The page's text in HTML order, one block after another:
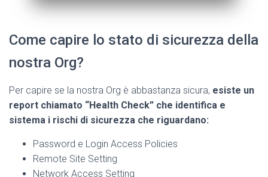
Come capire lo stato di sicurezza della
nostra Org?
Per capire se la nostra Org è abbastanza sicura, esiste un
report chiamato “Health Check” che identifica e
sistema i rischi di sicurezza che riguardano:
Password e Login Access Policies
Remote Site Setting
Network Access Setting